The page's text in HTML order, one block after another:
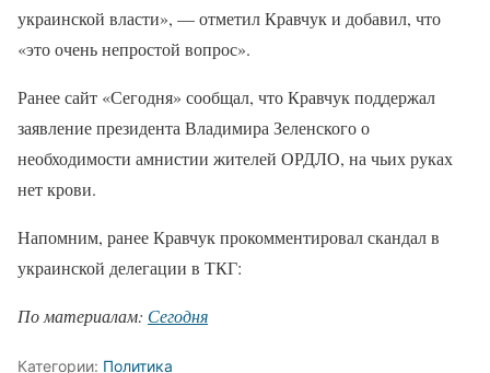
украинской власти», — отметил Кравчук и добавил, что
«это очень непростой вопрос».
Ранее сайт «Сегодня» сообщал, что Кравчук поддержал
заявление президента Владимира Зеленского о
необходимости амнистии жителей ОРДЛО, на чьих руках
нет крови.
Напомним, ранее Кравчук прокомментировал скандал в
украинской делегации в ТКГ:
По материалам: Сегодня
Категории: Политика